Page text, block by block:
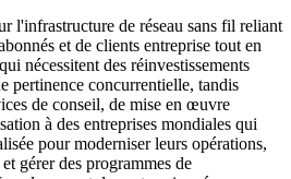
l'infrastructure de réseau sans fil reliant
et de clients entreprise tout en
nécessitent des réinvestissements
pertinence concurrentielle, tandis
de conseil, de mise en œuvre
à des entreprises mondiales qui
pour moderniser leurs opérations,
gérer des programmes de